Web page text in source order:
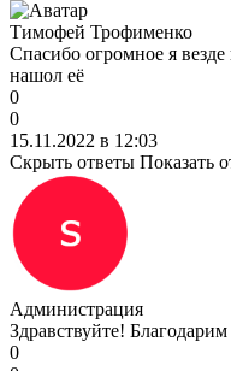
Тимофей Трофименко
Спасибо огромное я везде
нашол её
0
0
15.11.2022 в 12:03
Скрыть ответы Показать
Администрация
Здравствуйте!
0